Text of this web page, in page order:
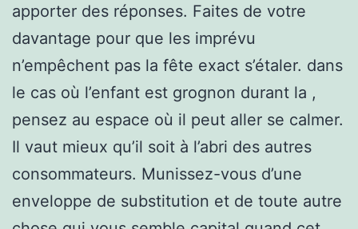
apporter des réponses. Faites de votre
davantage pour que les imprévu
n’empêchent pas la fête exact s’étaler. dans
le cas où l’enfant est grognon durant la ,
pensez au espace où il peut aller se calmer.
Il vaut mieux qu’il soit à l’abri des autres
consommateurs. Munissez-vous d’une
enveloppe de substitution et de toute autre